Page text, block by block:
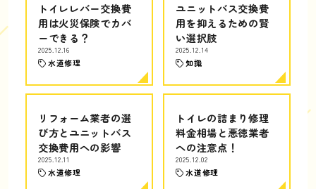
トイレレバー交換費
用は火災保険でカバ
ーできる？
2025.12.16
水道修理
ユニットバス交換費
用を抑えるための賢
い選択肢
2025.12.14
知識
リフォーム業者の選
び方とユニットバス
交換費用への影響
2025.12.11
水道修理
トイレの詰まり修理
料金相場と悪徳業者
への注意点！
2025.12.02
水道修理